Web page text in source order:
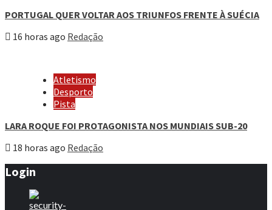
PORTUGAL QUER VOLTAR AOS TRIUNFOS FRENTE À SUÉCIA
16 horas ago Redação
Atletismo
Desporto
Pista
LARA ROQUE FOI PROTAGONISTA NOS MUNDIAIS SUB-20
18 horas ago Redação
Login